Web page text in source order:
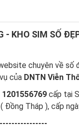
- KHO SIM SỐ
chuyên về số
của DNTN Viễn
1201556769 cấp tại
Đồng Tháp ), cấp